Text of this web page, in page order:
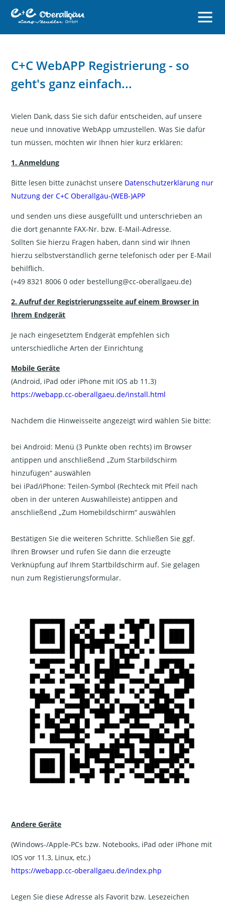
C+C WebAPP Registrierung - so
geht's ganz einfach...
Vielen Dank, dass Sie sich dafür entscheiden, auf unsere
neue und innovative WebApp umzustellen. Was Sie dafür
tun müssen, möchten wir Ihnen hier kurz erklären:
1. Anmeldung
Bitte lesen bitte zunächst unsere Datenschutzerklärung nur
Nutzung der C+C Oberallgäu-(WEB-)APP
und senden uns diese ausgefüllt und unterschrieben an
die dort genannte FAX-Nr. bzw. E-Mail-Adresse.
Sollten Sie hierzu Fragen haben, dann sind wir Ihnen
hierzu selbstverständlich gerne telefonisch oder per E-Mail
behilflich.
(+49 8321 8006 0 oder bestellung@cc-oberallgaeu.de)
2. Aufruf der Registrierungsseite auf einem Browser in
Ihrem Endgerät
Je nach eingesetztem Endgerät empfehlen sich
unterschiedliche Arten der Einrichtung
Mobile Geräte
(Android, iPad oder iPhone mit IOS ab 11.3)
https://webapp.cc-oberallgaeu.de/install.html
Nachdem die Hinweisseite angezeigt wird wählen Sie bitte:
bei Android: Menü (3 Punkte oben rechts) im Browser
antippen und anschließend „Zum Starbildschirm
hinzufügen“ auswählen
bei iPad/iPhone: Teilen-Symbol (Rechteck mit Pfeil nach
oben in der unteren Auswahlleiste) antippen and
anschließend „Zum Homebildschirm“ auswählen
Bestätigen Sie die weiteren Schritte. Schließen Sie ggf.
Ihren Browser und rufen Sie dann die erzeugte
Verknüpfung auf Ihrem Startbildschirm auf. Sie gelagen
nun zum Registierungsformular.
Andere Geräte
(Windows-/Apple-PCs bzw. Notebooks, iPad oder iPhone mit
IOS vor 11.3, Linux, etc.)
https://webapp.cc-oberallgaeu.de/index.php
Legen Sie diese Adresse als Favorit bzw. Lesezeichen